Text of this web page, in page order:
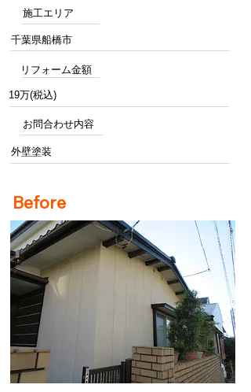
施工エリア
千葉県船橋市
リフォーム金額
19万(税込)
お問合わせ内容
外壁塗装
Before